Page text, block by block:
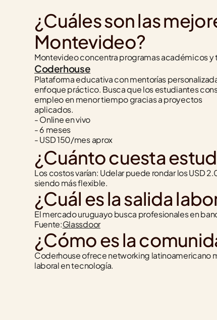
¿Cuáles son las
Montevideo?
Montevideo concentra programas académicos
Coderhouse
Plataforma educativa con mentorías
enfoque práctico. Busca que los estudiantes
empleo en menor tiempo gracias a proyectos
aplicados.
- Online en vivo
- 6 meses
- USD 150/mes aprox
¿Cuánto cuesta
Los costos varían: Udelar puede rondar los USD
siendo más flexible.
¿Cuál es la salida
El mercado uruguayo busca profesionales en
Fuente:Glassdoor
¿Cómo es la
Coderhouse ofrece networking latinoamericano
laboral en tecnología.